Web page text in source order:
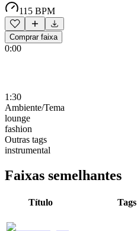
115 BPM
Comprar faixa
0:00
1:30
Ambiente/Tema
lounge
fashion
Outras tags
instrumental
Faixas semelhantes
Título Tags